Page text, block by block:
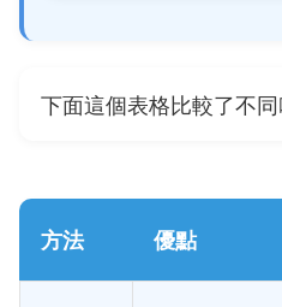
下面這個表格比較了不
方法 優點